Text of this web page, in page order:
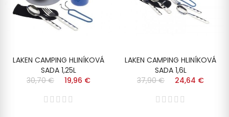
LAKEN CAMPING HLINÍKOVÁ
SADA 1,25L
30,70 €
19,96 €
LAKEN CAMPING HLINÍKOVÁ
SADA 1,6L
37,90 €
24,64 €